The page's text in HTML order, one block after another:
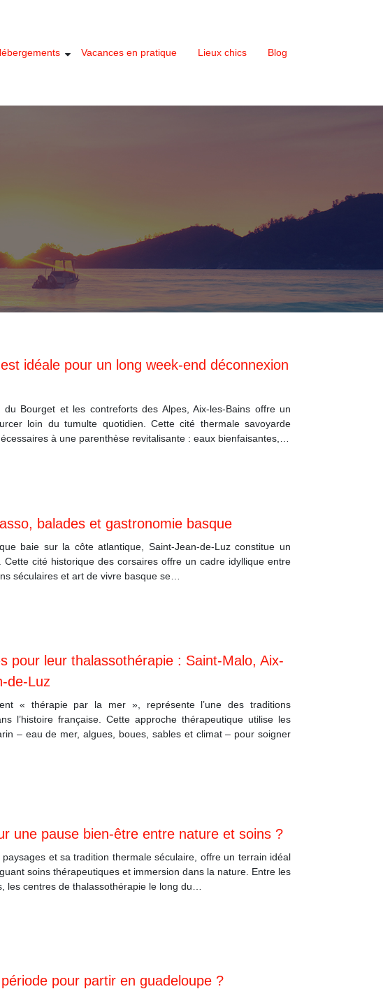
Vacances en pratique Lieux chics Blog
idéale pour un long week-end déconnexion
Bourget et les contreforts des Alpes, Aix-les-Bains offre un
loin du tumulte quotidien. Cette cité thermale savoyarde
à une parenthèse revitalisante : eaux bienfaisantes,…
balades et gastronomie basque
baie sur la côte atlantique, Saint-Jean-de-Luz constitue un
Cette cité historique des corsaires offre un cadre idyllique entre
séculaires et art de vivre basque se…
pour leur thalassothérapie : Saint-Malo, Aix-
de-Luz
« thérapie par la mer », représente l’une des traditions
l’histoire française. Cette approche thérapeutique utilise les
– eau de mer, algues, boues, sables et climat – pour soigner
une pause bien-être entre nature et soins ?
et sa tradition thermale séculaire, offre un terrain idéal
soins thérapeutiques et immersion dans la nature. Entre les
les centres de thalassothérapie le long du…
pour partir en guadeloupe ?